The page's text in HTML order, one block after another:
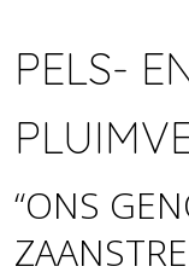
PELS-
“ONS